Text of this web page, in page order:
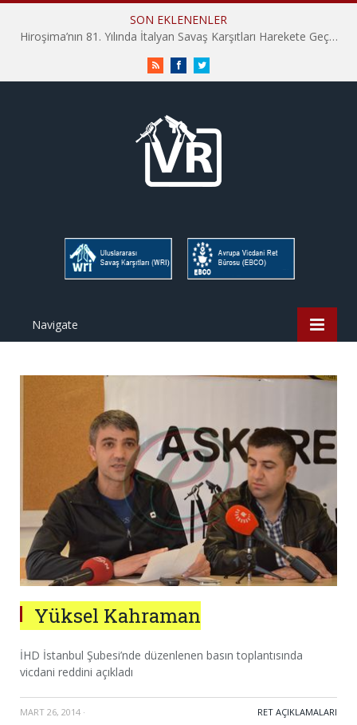
SON EKLENENLER
Hiroşima’nın 81. Yılında İtalyan Savaş Karşıtları Harekete Geçti: “Hatırlamak yeterli değil”
RSS FacebookTwitter
Navigate
Yüksel Kahraman
İHD İstanbul Şubesi’nde düzenlenen basın toplantısında
vicdani reddini açıkladı
MART 26, 2014 · RET AÇIKLAMALARI